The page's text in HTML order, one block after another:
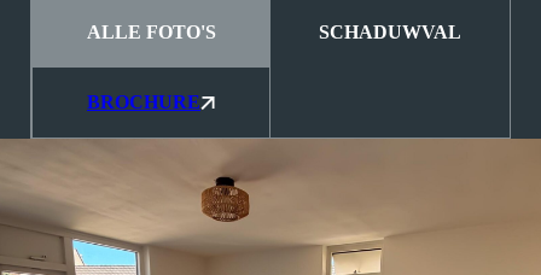
ALLE FOTO'S SCHADUWVAL
BROCHURE